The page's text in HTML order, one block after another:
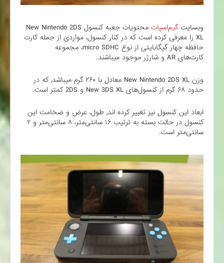
وبسایتگیم‌اسپات
محتویات جعبه کنسول New Nintendo 2DS
XL را معرفی کرده است که در کنار کنسول، مواردی از جمله کارت
حافظه چهار گیگابایتی از نوع micro SDHC، مجموعه
کارت‌های AR و شارژر موجود میباشند.
وزن New Nintendo 2DS XL معادل با ۲۶۰ گرم میباشد, که در
حدود ۶۸ گرم از کنسول‌های New 3DS XL و 2DS کمتر است.
ابعاد این کنسول نیز تغییر کرده اند, طول، عرض و ضخامت این
کنسول در حالت بسته به تر‌تیب ۱۶ سانتی‌متر، ۸ سانتی‌متر و ۲
سانتی‌متر است.